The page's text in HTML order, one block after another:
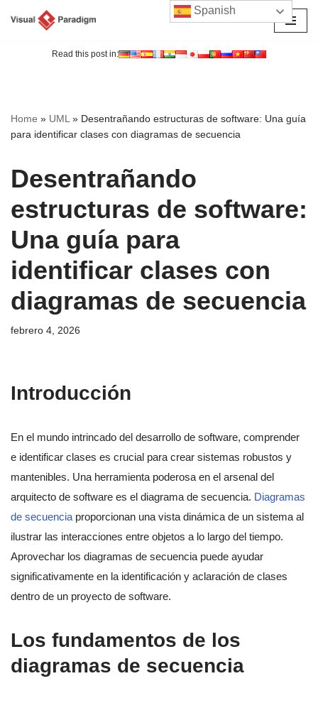
Read this post in:
Home » UML» Desentrañando estructuras de software: Una guía
para identificar clases con diagramas de secuencia
Desentrañando
estructuras de software:
Una guía para
identificar clases con
diagramas de secuencia
febrero 4, 2026
Introducción
En el mundo intrincado del desarrollo de software, comprender
e identificar clases es crucial para crear sistemas robustos y
mantenibles. Una herramienta poderosa en el arsenal del
arquitecto de software es el diagrama de secuencia. Diagramas
de secuencia proporcionan una vista dinámica de un sistema al
ilustrar las interacciones entre objetos a lo largo del tiempo.
Aprovechar los diagramas de secuencia puede ayudar
significativamente en la identificación y aclaración de clases
dentro de un proyecto de software.
Los fundamentos de los
diagramas de secuencia
Spanish